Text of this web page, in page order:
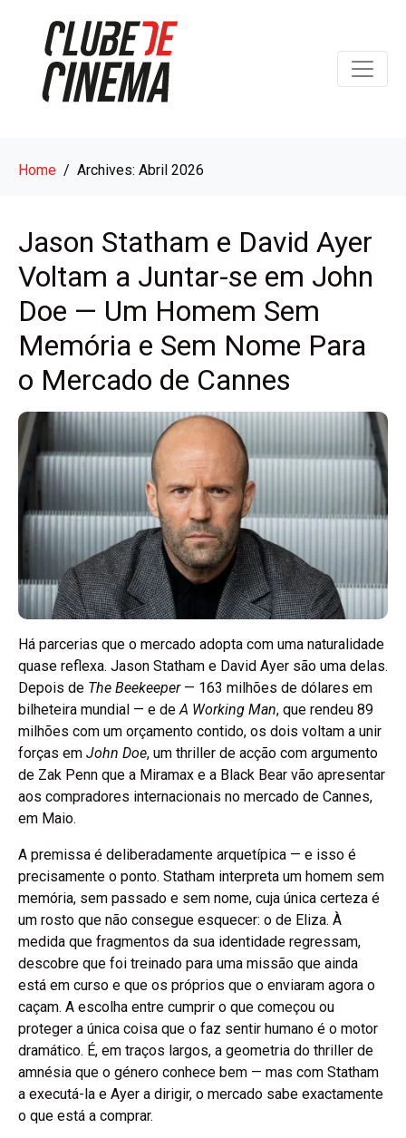
Home Archives: Abril 2026
Jason Statham e David Ayer
Voltam a Juntar-se em John
Doe — Um Homem Sem
Memória e Sem Nome Para
o Mercado de Cannes
Há parcerias que o mercado adopta com uma naturalidade
quase reflexa. Jason Statham e David Ayer são uma delas.
Depois de The Beekeeper— 163 milhões de dólares em
bilheteira mundial — e deA Working Man, que rendeu 89
milhões com um orçamento contido, os dois voltam a unir
forças em John Doe, um thriller de acção com argumento
de Zak Penn que a Miramax e a Black Bear vão apresentar
aos compradores internacionais no mercado de Cannes,
em Maio.
A premissa é deliberadamente arquetípica — e isso é
precisamente o ponto. Statham interpreta um homem sem
memória, sem passado e sem nome, cuja única certeza é
um rosto que não consegue esquecer: o de Eliza. À
medida que fragmentos da sua identidade regressam,
descobre que foi treinado para uma missão que ainda
está em curso e que os próprios que o enviaram agora o
caçam. A escolha entre cumprir o que começou ou
proteger a única coisa que o faz sentir humano é o motor
dramático. É, em traços largos, a geometria do thriller de
amnésia que o género conhece bem — mas com Statham
a executá-la e Ayer a dirigir, o mercado sabe exactamente
o que está a comprar.